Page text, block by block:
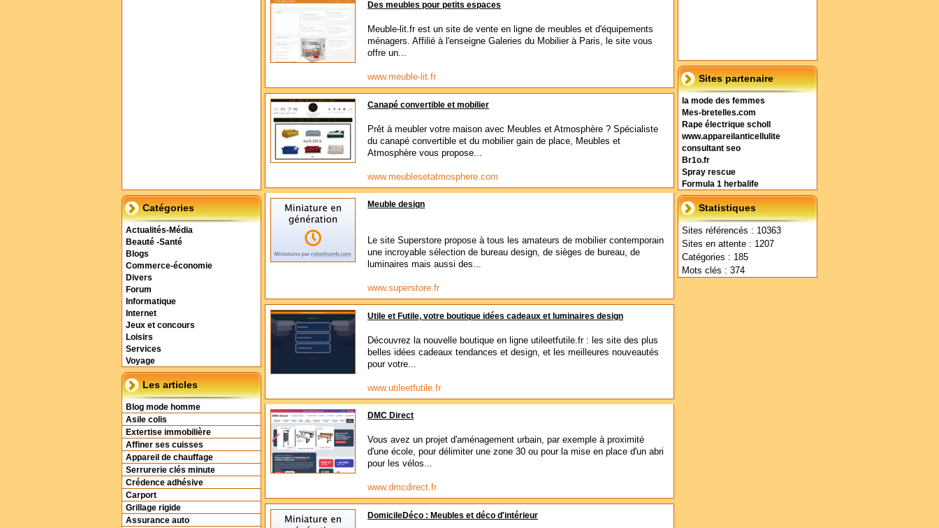
Catégories
Actualités-Média
Beauté -Santé
Blogs
Commerce-économie
Divers
Forum
Informatique
Internet
Jeux et concours
Loisirs
Services
Voyage
Les articles
Blog mode homme
Asile colis
Extertise immobilière
Affiner ses cuisses
Appareil de chauffage
Serrurerie clés minute
Crédence adhésive
Carport
Grillage rigide
Assurance auto
Sites partenaire
la mode des femmes
Mes-bretelles.com
Rape électrique scholl
www.appareilanticellulite
consultant seo
Br1o.fr
Spray rescue
Formula 1 herbalife
Statistiques
Sites référencés : 10363
Sites en attente : 1207
Catégories : 185
Mots clés : 374
Des meubles pour petits espaces
Meuble-lit.fr est un site de vente en ligne de meubles et d'équipements
ménagers. Affilié à l'enseigne Galeries du Mobilier à Paris, le site vous
offre un...
www.meuble-lit.fr
Canapé convertible et mobilier
Prêt à meubler votre maison avec Meubles et Atmosphère ? Spécialiste
du canapé convertible et du mobilier gain de place, Meubles et
Atmosphère vous propose...
www.meublesetatmosphere.com
Meuble design
Le site Superstore propose à tous les amateurs de mobilier contemporain
une incroyable sélection de bureau design, de sièges de bureau, de
luminaires mais aussi des...
www.superstore.fr
Utile et Futile, votre boutique idées cadeaux et luminaires design
Découvrez la nouvelle boutique en ligne utileetfutile.fr : les site des plus
belles idées cadeaux tendances et design, et les meilleures nouveautés
pour votre...
www.utileetfutile.fr
DMC Direct
Vous avez un projet d'aménagement urbain, par exemple à proximité
d'une école, pour délimiter une zone 30 ou pour la mise en place d'un abri
pour les vélos...
www.dmcdirect.fr
DomicileDéco : Meubles et déco d'intérieur